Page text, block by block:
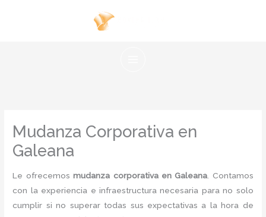
Mudanza Corporativa en
Galeana
Le ofrecemos mudanza corporativa en Galeana . Contamos
con la experiencia e infraestructura necesaria para no solo
cumplir si no superar todas sus expectativas a la hora de